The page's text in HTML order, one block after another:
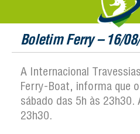
Boletim Ferry – 16/
A Internacional
Ferry-Boat, informa que
sábado das 5h às
23h30.